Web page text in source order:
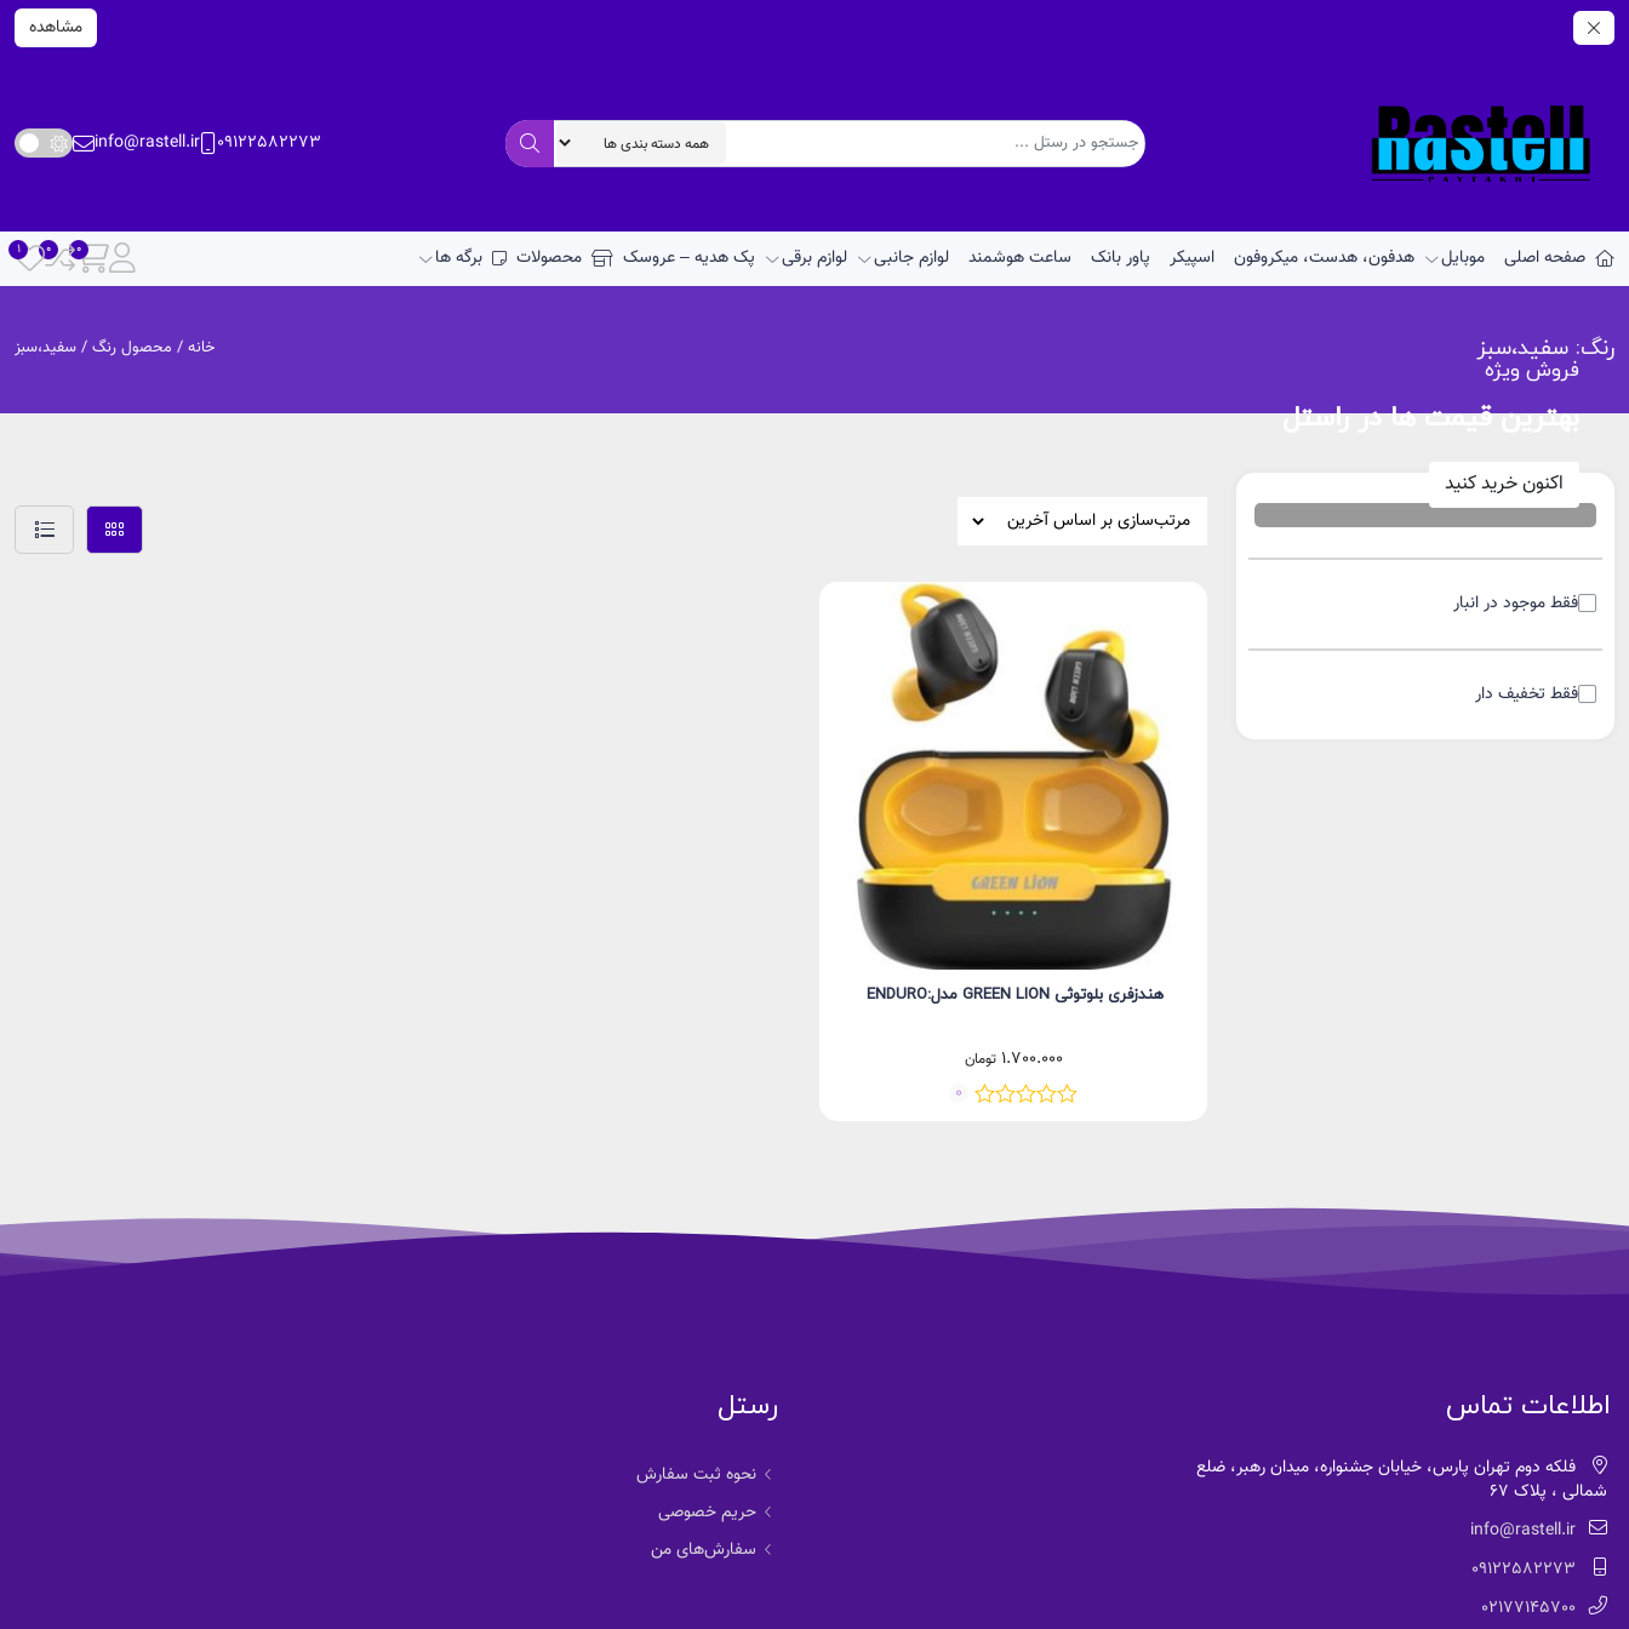
مشاهده
09122582273
info@rastell.ir
صفحه اصلی موبایل هدفون، هدست، میکروفون اسپیکر پاور بانک ساعت هوشمند لوازم جانبی لوازم برقی پک هدیه – عروسک محصولات برگه ها
رنگ: سفید،سبز خانه / محصول رنگ / سفید،سبز
فروش ویژه
بهترین قیمت ها در راستل
اکنون خرید کنید
فقط موجود در انبار
فقط تخفیف دار
هندزفری بلوتوثی GREEN LION مدل:ENDURO
1.700.000 تومان
0
اطلاعات تماس
فلکه دوم تهران پارس، خیابان جشنواره، میدان رهبر، ضلع
شمالی ، پلاک 67
info@rastell.ir
09122582273
02177145700
رستل
نحوه ثبت سفارش
حریم خصوصی
سفارش‌های من